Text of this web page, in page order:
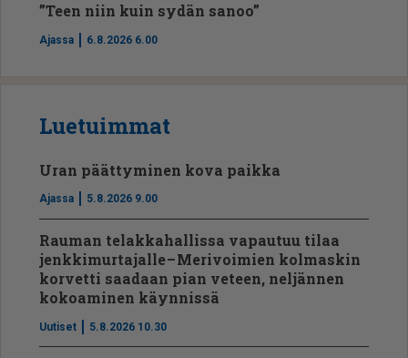
”Teen niin kuin sydän sanoo”
Ajassa 6.8.2026 6.00
Luetuimmat
Uran päättyminen kova paikka
Ajassa 5.8.2026 9.00
Rauman telakkahallissa vapautuu tilaa
jenkkimurtajalle – Merivoimien kolmaskin
korvetti saadaan pian veteen, neljännen
kokoaminen käynnissä
Uutiset 5.8.2026 10.30